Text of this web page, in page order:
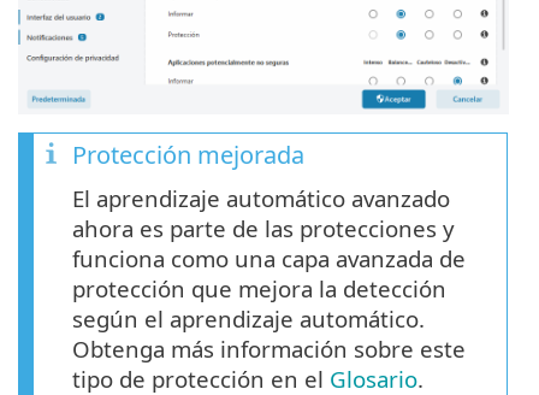
Protección mejorada
El aprendizaje automático avanzado
ahora es parte de las protecciones y
funciona como una capa avanzada de
protección que mejora la detección
según el aprendizaje automático.
Obtenga más información sobre este
tipo de protección en el Glosario.